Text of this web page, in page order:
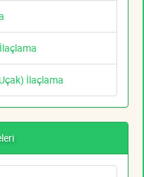
İlaçlama